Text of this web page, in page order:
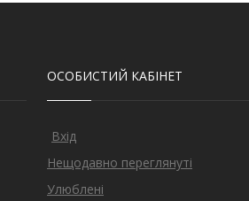
ОСОБИСТИЙ КАБІНЕТ
Вхід
Нещодавно переглянуті
Улюблені